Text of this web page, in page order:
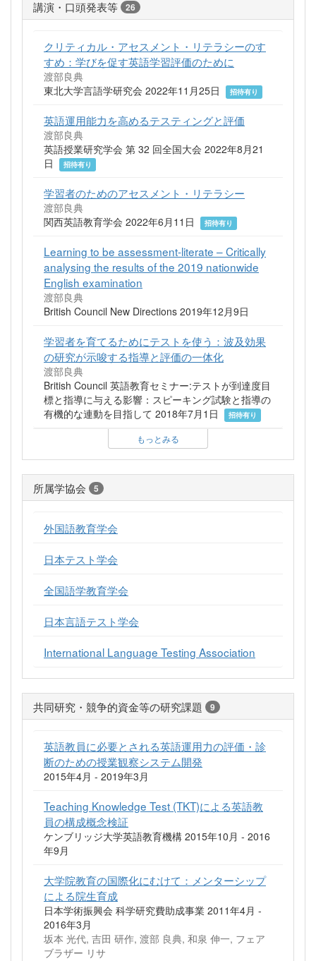
講演・口頭発表等 26
クリティカル・アセスメント・リテラシーのす
すめ：学びを促す英語学習評価のために
渡部良典
東北大学言語学研究会 2022年11月25日
招待有り
英語運用能力を高めるテスティングと評価
渡部良典
英語授業研究学会 第 32 回全国大会 2022年8月21
日
招待有り
学習者のためのアセスメント・リテラシー
渡部良典
関西英語教育学会 2022年6月11日
招待有り
Learning to be assessment-literate – Critically
analysing the results of the 2019 nationwide
English examination
渡部良典
British Council New Directions 2019年12月9日
学習者を育てるためにテストを使う：波及効果
の研究が示唆する指導と評価の一体化
渡部良典
British Council 英語教育セミナー:テストが到達度目
標と指導に与える影響：スピーキング試験と指導の
有機的な連動を目指して 2018年7月1日
招待有り
もっとみる
所属学協会 5
外国語教育学会
日本テスト学会
全国語学教育学会
日本言語テスト学会
International Language Testing Association
共同研究・競争的資金等の研究課題 9
英語教員に必要とされる英語運用力の評価・診
断のための授業観察システム開発
2015年4月 - 2019年3月
Teaching Knowledge Test (TKT)による英語教
員の構成概念検証
ケンブリッジ大学英語教育機構 2015年10月 - 2016
年9月
大学院教育の国際化にむけて：メンターシップ
による院生育成
日本学術振興会 科学研究費助成事業 2011年4月 -
2016年3月
坂本 光代, 吉田 研作, 渡部 良典, 和泉 伸一, フェア
ブラザー リサ